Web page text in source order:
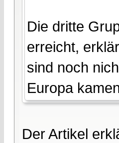
Die dritte
erreicht,
sind noch
Europa
Der Artikel